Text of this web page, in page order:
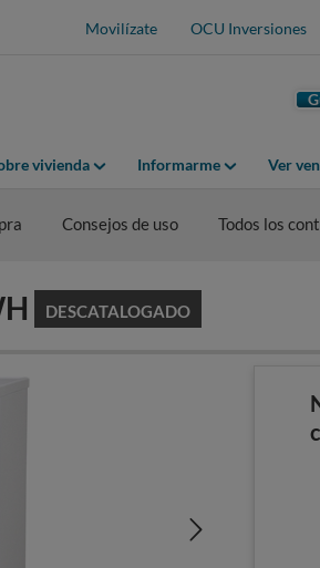
Movilízate OCU Inversiones
vivienda Informarme Ver
Consejos de uso Todos los
DESCATALOGADO